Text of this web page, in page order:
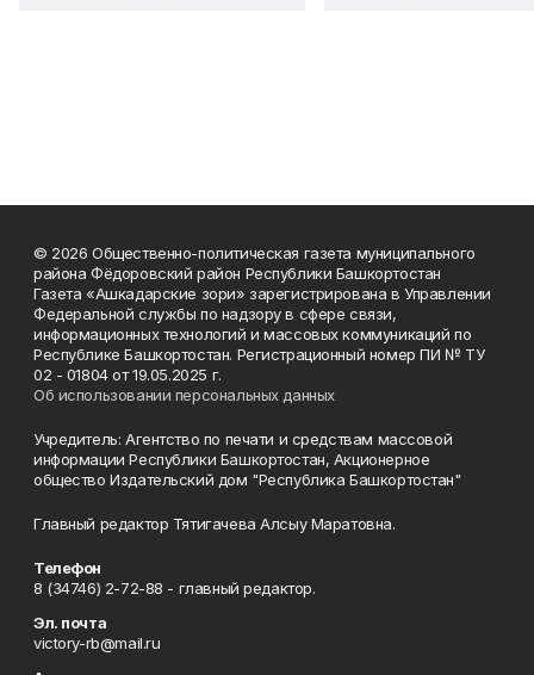
© 2026 Общественно-политическая газета муниципального
района Фёдоровский район Республики Башкортостан
Газета «Ашкадарские зори» зарегистрирована в Управлении
Федеральной службы по надзору в сфере связи,
информационных технологий и массовых коммуникаций по
Республике Башкортостан. Регистрационный номер ПИ № ТУ
02 - 01804 от 19.05.2025 г.
Об использовании персональных данных
Учредитель: Агентство по печати и средствам массовой
информации Республики Башкортостан, Акционерное
общество Издательский дом "Республика Башкортостан"
Главный редактор Тятигачева Алсыу Маратовна.
Телефон
8 (34746) 2-72-88 - главный редактор.
Эл. почта
victory-rb@mail.ru